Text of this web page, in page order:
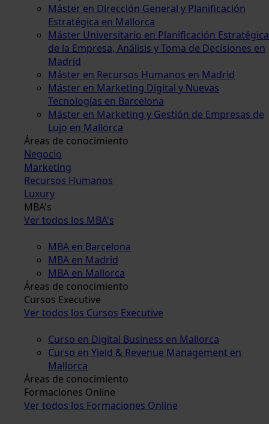
Máster en Dirección General y Planificación
Estratégica en Mallorca
Máster Universitario en Planificación Estratégica
de la Empresa, Análisis y Toma de Decisiones en
Madrid
Máster en Recursos Humanos en Madrid
Máster en Marketing Digital y Nuevas
Tecnologías en Barcelona
Máster en Marketing y Gestión de Empresas de
Lujo en Mallorca
Áreas de conocimiento
Negocio
Marketing
Recursos Humanos
Luxury
MBA's
Ver todos los MBA's
MBA en Barcelona
MBA en Madrid
MBA en Mallorca
Áreas de conocimiento
Cursos Executive
Ver todos los Cursos Executive
Curso en Digital Business en Mallorca
Curso en Yield & Revenue Management en
Mallorca
Áreas de conocimiento
Formaciones Online
Ver todos los Formaciones Online